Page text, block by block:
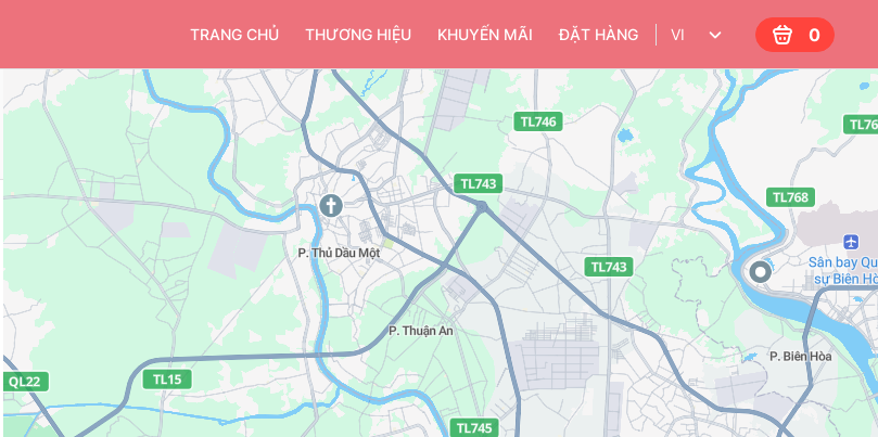
TRANG CHỦ THƯƠNG HIỆU KHUYẾN MÃI ĐẶT HÀNG VI 0